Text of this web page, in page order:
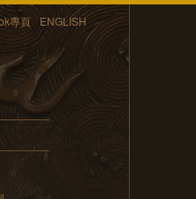
專頁 ENGLISH